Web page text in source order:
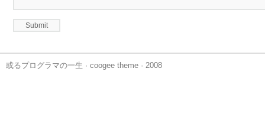
或るプログラマの一生 · coogee theme · 2008